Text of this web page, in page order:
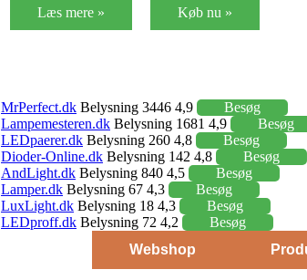
Læs mere » Køb nu »
MrPerfect.dk Belysning 3446 4,9
Besøg
Lampemesteren.dk Belysning 1681 4,9
Besøg
LEDpaerer.dk Belysning 260 4,8
Besøg
Dioder-Online.dk Belysning 142 4,8
Besøg
AndLight.dk Belysning 840 4,5
Besøg
Lamper.dk Belysning 67 4,3
Besøg
LuxLight.dk Belysning 18 4,3
Besøg
LEDproff.dk Belysning 72 4,2
Besøg
Webshop